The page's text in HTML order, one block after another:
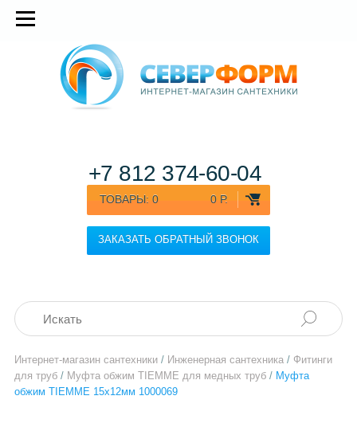
ТОВАРЫ: 0 0 Р.
ЗАКАЗАТЬ ОБРАТНЫЙ ЗВОНОК
+7 812 374-60-04
Интернет-магазин сантехники / Инженерная сантехника / Фитинги
для труб / Муфта обжим TIEMME для медных труб / Муфта
обжим TIEMME 15x12мм 1000069